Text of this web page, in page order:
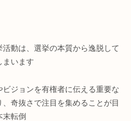
活動は、選挙の本質から逸脱して
まいます
ジョンを有権者に伝える重要な
奇抜さで注目を集めることが目
末転倒